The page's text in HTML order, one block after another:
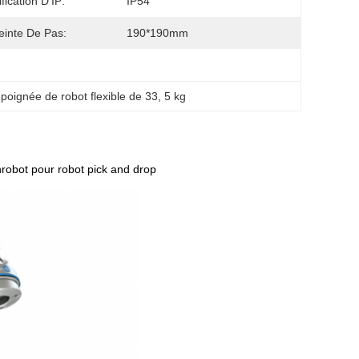
De Pas: 190*190mm
de robot flexible de 33 , 5 kg
pour robot pick and drop